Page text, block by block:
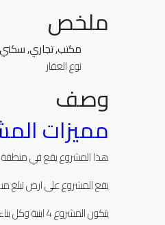
ملخص
مكتب, تجاري,
نوع العقار
وصف
مميزات
هذا المشروع يقع في منطقة
يقع المشروع على ارض تبلغ مساحتها
يتكون المشروع 4 ابنية وكل بناء 6 طوابق و 86 شقة سكنية و 4 محلات تجارية